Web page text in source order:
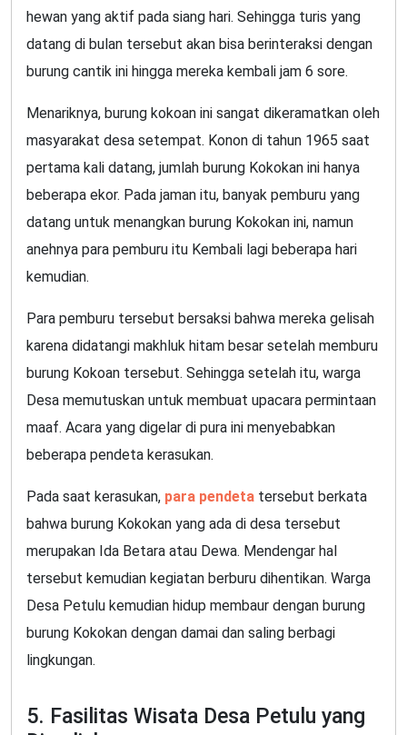
hewan yang aktif pada siang hari. Sehingga turis yang
datang di bulan tersebut akan bisa berinteraksi dengan
burung cantik ini hingga mereka kembali jam 6 sore.
Menariknya, burung kokoan ini sangat dikeramatkan oleh
masyarakat desa setempat. Konon di tahun 1965 saat
pertama kali datang, jumlah burung Kokokan ini hanya
beberapa ekor. Pada jaman itu, banyak pemburu yang
datang untuk menangkan burung Kokokan ini, namun
anehnya para pemburu itu Kembali lagi beberapa hari
kemudian.
Para pemburu tersebut bersaksi bahwa mereka gelisah
karena didatangi makhluk hitam besar setelah memburu
burung Kokoan tersebut. Sehingga setelah itu, warga
Desa memutuskan untuk membuat upacara permintaan
maaf. Acara yang digelar di pura ini menyebabkan
beberapa pendeta kerasukan.
Pada saat kerasukan, para pendeta tersebut berkata
bahwa burung Kokokan yang ada di desa tersebut
merupakan Ida Betara atau Dewa. Mendengar hal
tersebut kemudian kegiatan berburu dihentikan. Warga
Desa Petulu kemudian hidup membaur dengan burung
burung Kokokan dengan damai dan saling berbagi
lingkungan.
5. Fasilitas Wisata Desa Petulu yang